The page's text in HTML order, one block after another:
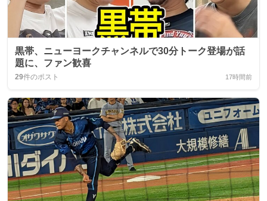
黒帯、ニューヨークチャンネルで30分トーク登場が話
題に、ファン歓喜
29件のポスト 17時間前